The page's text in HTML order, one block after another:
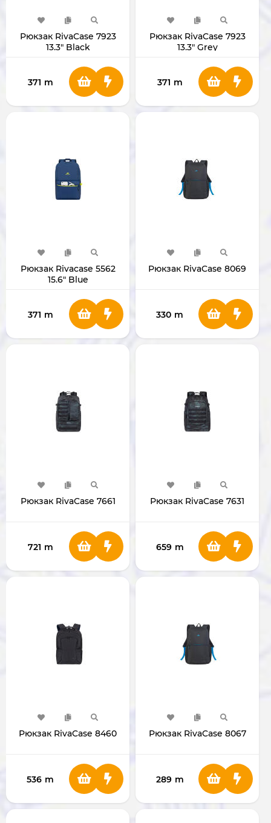
Рюкзак RivaCase 7923
13.3" Black
371 m
Рюкзак RivaCase 7923
13.3" Grey
371 m
Рюкзак Rivacase 5562
15.6" Blue
371 m
Рюкзак RivaCase 8069
330 m
Рюкзак RivaCase 7661
721 m
Рюкзак RivaCase 7631
659 m
Рюкзак RivaCase 8460
536 m
Рюкзак RivaCase 8067
289 m